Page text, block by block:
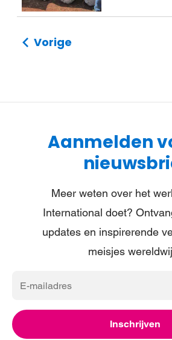
Vorige
Aanmelden
Meer weten over het
International doet?
updates en inspirerende
meisjes
E-
Inschrijven